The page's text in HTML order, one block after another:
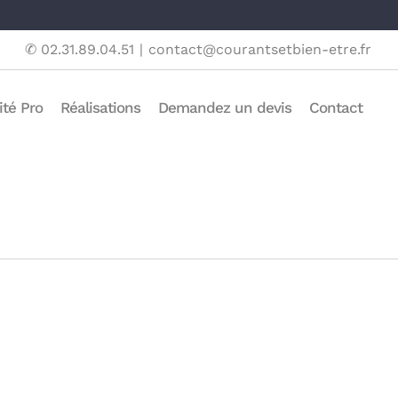
✆ 02.31.89.04.51 | contact@courantsetbien-etre.fr
Pro Réalisations Demandez un devis Contact